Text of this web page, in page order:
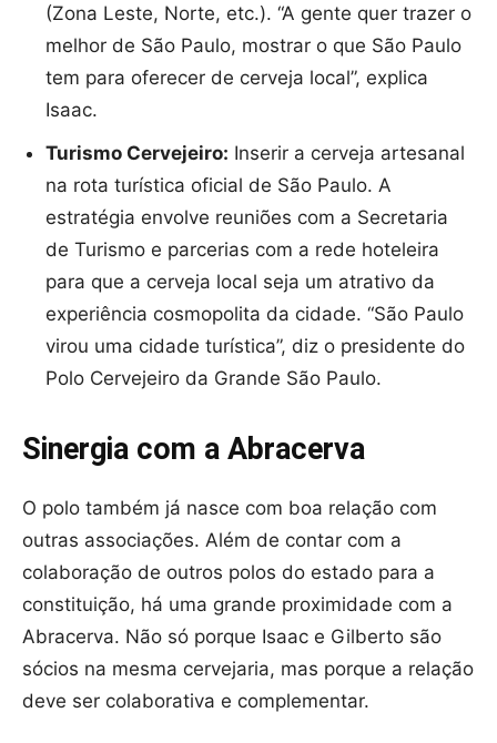
(Zona Leste, Norte, etc.). “A gente quer trazer o
melhor de São Paulo, mostrar o que São Paulo
tem para oferecer de cerveja local”, explica
Isaac.
Turismo Cervejeiro: Inserir a cerveja artesanal
na rota turística oficial de São Paulo. A
estratégia envolve reuniões com a Secretaria
de Turismo e parcerias com a rede hoteleira
para que a cerveja local seja um atrativo da
experiência cosmopolita da cidade. “São Paulo
virou uma cidade turística”, diz o presidente do
Polo Cervejeiro da Grande São Paulo.
Sinergia com a Abracerva
O polo também já nasce com boa relação com
outras associações. Além de contar com a
colaboração de outros polos do estado para a
constituição, há uma grande proximidade com a
Abracerva. Não só porque Isaac e Gilberto são
sócios na mesma cervejaria, mas porque a relação
deve ser colaborativa e complementar.